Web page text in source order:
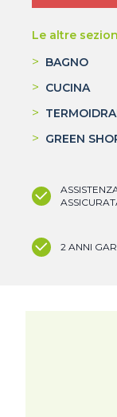
Le altre
> BAGNO
> CUCINA
>
> GREEN
2 ANNI